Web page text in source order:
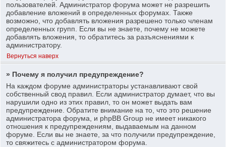
пользователей. Администратор форума может не разрешить
добавление вложений в определенных форумах. Также
возможно, что добавлять вложения разрешено только членам
определенных групп. Если вы не знаете, почему не можете
добавлять вложения, то обратитесь за разъяснениями к
администратору.
Вернуться наверх
» Почему я получил предупреждение?
На каждом форуме администраторы устанавливают свой
собственный свод правил. Если администратор думает, что вы
нарушили одно из этих правил, то он может выдать вам
предупреждение. Обратите внимание на то, что это решение
администратора форума, и phpBB Group не имеет никакого
отношения к предупреждениям, выдаваемым на данном
форуме. Если вы не знаете, за что получили предупреждение,
то свяжитесь с администратором форума.